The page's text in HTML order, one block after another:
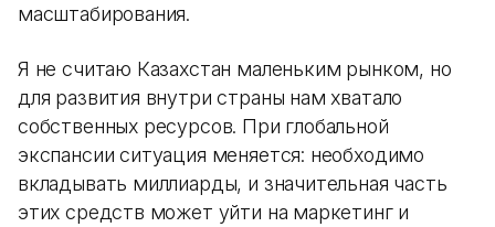
масштабирования.
Я не считаю Казахстан маленьким рынком, но
для развития внутри страны нам хватало
собственных ресурсов. При глобальной
экспансии ситуация меняется: необходимо
вкладывать миллиарды, и значительная часть
этих средств может уйти на маркетинг и